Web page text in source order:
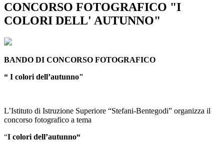
CONCORSO FOTOGRAFICO "I
COLORI DELL' AUTUNNO"
BANDO DI CONCORSO FOTOGRAFICO
“ I colori dell’autunno"
L’Istituto di Istruzione Superiore “Stefani-Bentegodi” organizza il
concorso fotografico a tema
“I colori dell’autunno“